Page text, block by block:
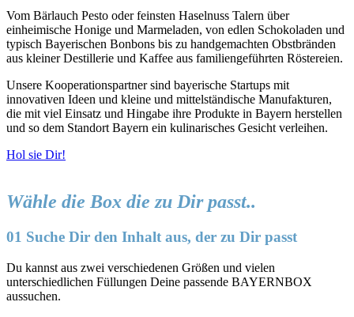
Vom Bärlauch Pesto oder feinsten Haselnuss Talern über
einheimische Honige und Marmeladen, von edlen Schokoladen und
typisch Bayerischen Bonbons bis zu handgemachten Obstbränden
aus kleiner Destillerie und Kaffee aus familiengeführten Röstereien.
Unsere Kooperationspartner sind bayerische Startups mit
innovativen Ideen und kleine und mittelständische Manufakturen,
die mit viel Einsatz und Hingabe ihre Produkte in Bayern herstellen
und so dem Standort Bayern ein kulinarisches Gesicht verleihen.
Hol sie Dir!
Wähle die Box die zu Dir passt..
01 Suche Dir den Inhalt aus, der zu Dir passt
Du kannst aus zwei verschiedenen Größen und vielen
unterschiedlichen Füllungen Deine passende BAYERNBOX
aussuchen.